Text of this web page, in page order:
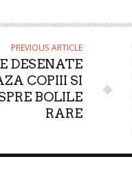
PREVIOUS ARTICLE
DESENATE
COPIII SI
BOLILE
RARE